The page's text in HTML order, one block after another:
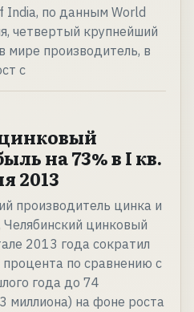
India, по данным World
четвертый крупнейший
мире производитель, в
с
на 73% в I кв.
2013
производитель цинка и
Челябинский цинковый
2013 года сократил
по сравнению с
года до 74
миллиона) на фоне роста